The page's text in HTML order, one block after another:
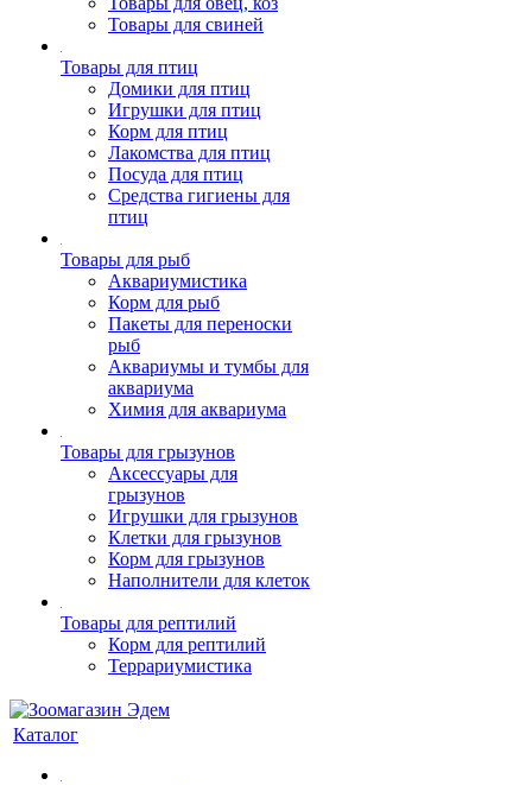
Товары для свиней
Товары для птиц
Домики для птиц
Игрушки для птиц
Корм для птиц
Лакомства для птиц
Посуда для птиц
Средства гигиены для
птиц
Товары для рыб
Аквариумистика
Корм для рыб
Пакеты для переноски
рыб
Аквариумы и тумбы для
аквариума
Химия для аквариума
Товары для грызунов
Аксессуары для
грызунов
Игрушки для грызунов
Клетки для грызунов
Корм для грызунов
Наполнители для клеток
Товары для рептилий
Корм для рептилий
Террариумистика
Каталог